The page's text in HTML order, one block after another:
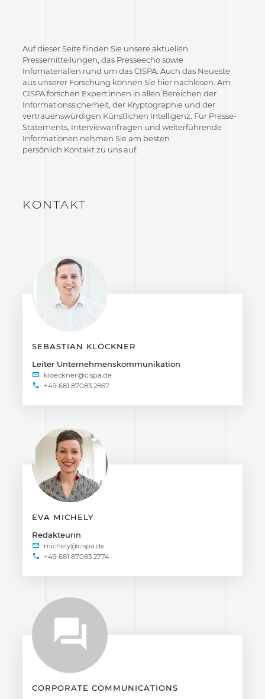
Auf dieser Seite finden Sie unsere aktuellen
Pressemitteilungen, das Presseecho sowie
Infomaterialien rund um das CISPA. Auch das Neueste
aus unserer Forschung können Sie hier nachlesen. Am
CISPA forschen Expert:innen in allen Bereichen der
Informationssicherheit, der Kryptographie und der
vertrauenswürdigen Künstlichen Intelligenz. Für Presse-
Statements, Interviewanfragen und weiterführende
Informationen nehmen Sie am besten
persönlich Kontakt zu uns auf.
KONTAKT
SEBASTIAN KLÖCKNER
Leiter Unternehmenskommunikation
+49 681 87083 2867
EVA MICHELY
Redakteurin
+49 681 87083 2774
CORPORATE COMMUNICATIONS